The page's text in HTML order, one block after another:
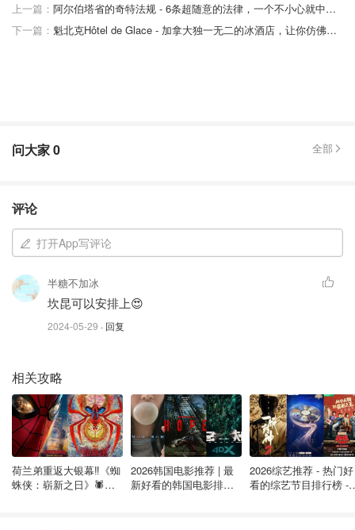
使用Costco旅游服务优势
以得到很大的折扣，而且在大多数情况下没有取消费用。
Costco Travel可以帮助你。
Costco Travel套餐推荐
位于巴亚尔塔港俯瞰班德拉斯湾的海滨度假村；含往返交
通、住宿、税费及小费；提供无限餐饮、酒水、24小时客房
Costco会员福利：
每房赠数字Costco购物卡；5晚及以上（5月1日至12月15
日）即减$200，须4月15日前预订。
预订须知：
上一篇：
阿尔伯塔省的奇特法规 - 6条超随意的法律，一个不小心就中招！
下一篇：
魁北克Hôtel de Glace - 加拿大独一无二的冰酒店，让你仿佛置身冰雪奇缘感受神仙雪景！
问大家0 全部
评论
打开App写评论
半糖不加冰
坎昆可以安排上😍
2024-05-29 · 回复
相关攻略
荷兰弟重返大银幕‼️《蜘
蛛侠：崭新之日》🕷️北
2026韩国电影推荐 | 最
新好看的韩国电影排行
2026综艺推荐 - 热门好
看的综艺节目排行榜 -